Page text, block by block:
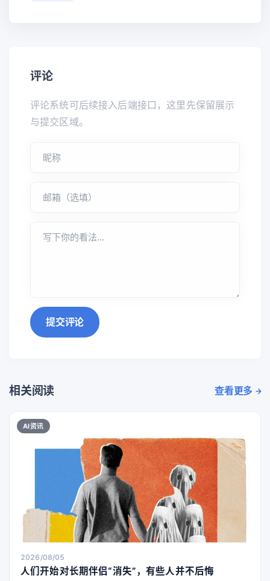
评论
评论系统可后续接入后端接口，这里先保留展示
与提交区域。
提交评论
相关阅读 查看更多
AI资讯
2026/08/05
人们开始对长期伴侣“消失”，有些人并不后悔